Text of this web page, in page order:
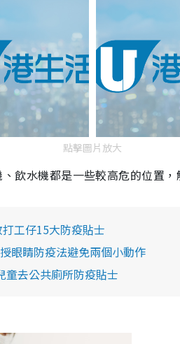
點擊圖片放大
飲水機都是一些較高危的位置
工仔15大防疫貼士
眼睛防疫法避免兩個小動作
童去公共廁所防疫貼士